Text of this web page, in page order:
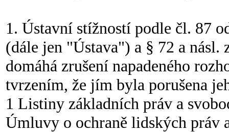
1. Ústavní stížností podle čl. 87
(dále jen "Ústava") a § 72 a násl.
domáhá zrušení napadeného
tvrzením, že jím byla porušena
1 Listiny základních práv a
Úmluvy o ochraně lidských práv